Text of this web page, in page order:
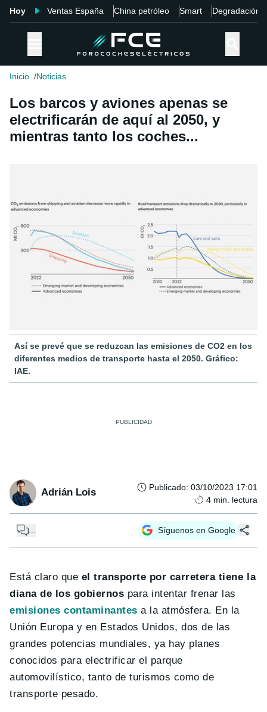
Hoy Ventas España China petróleo Smart Degradación
Inicio Noticias
Los barcos y aviones apenas se
electrificarán de aquí al 2050, y
mientras tanto los coches...
Así se prevé que se reduzcan las emisiones de CO2 en los
diferentes medios de transporte hasta el 2050. Gráfico:
IAE.
Adrián Lois Publicado: 03/10/2023 17:01
4 min. lectura
Síguenos en Google
Está claro que el transporte por carretera tiene la
diana de los gobiernos para intentar frenar las
emisiones contaminantes a la atmósfera. En la
Unión Europa y en Estados Unidos, dos de las
grandes potencias mundiales, ya hay planes
conocidos para electrificar el parque
automovilístico, tanto de turismos como de
transporte pesado.